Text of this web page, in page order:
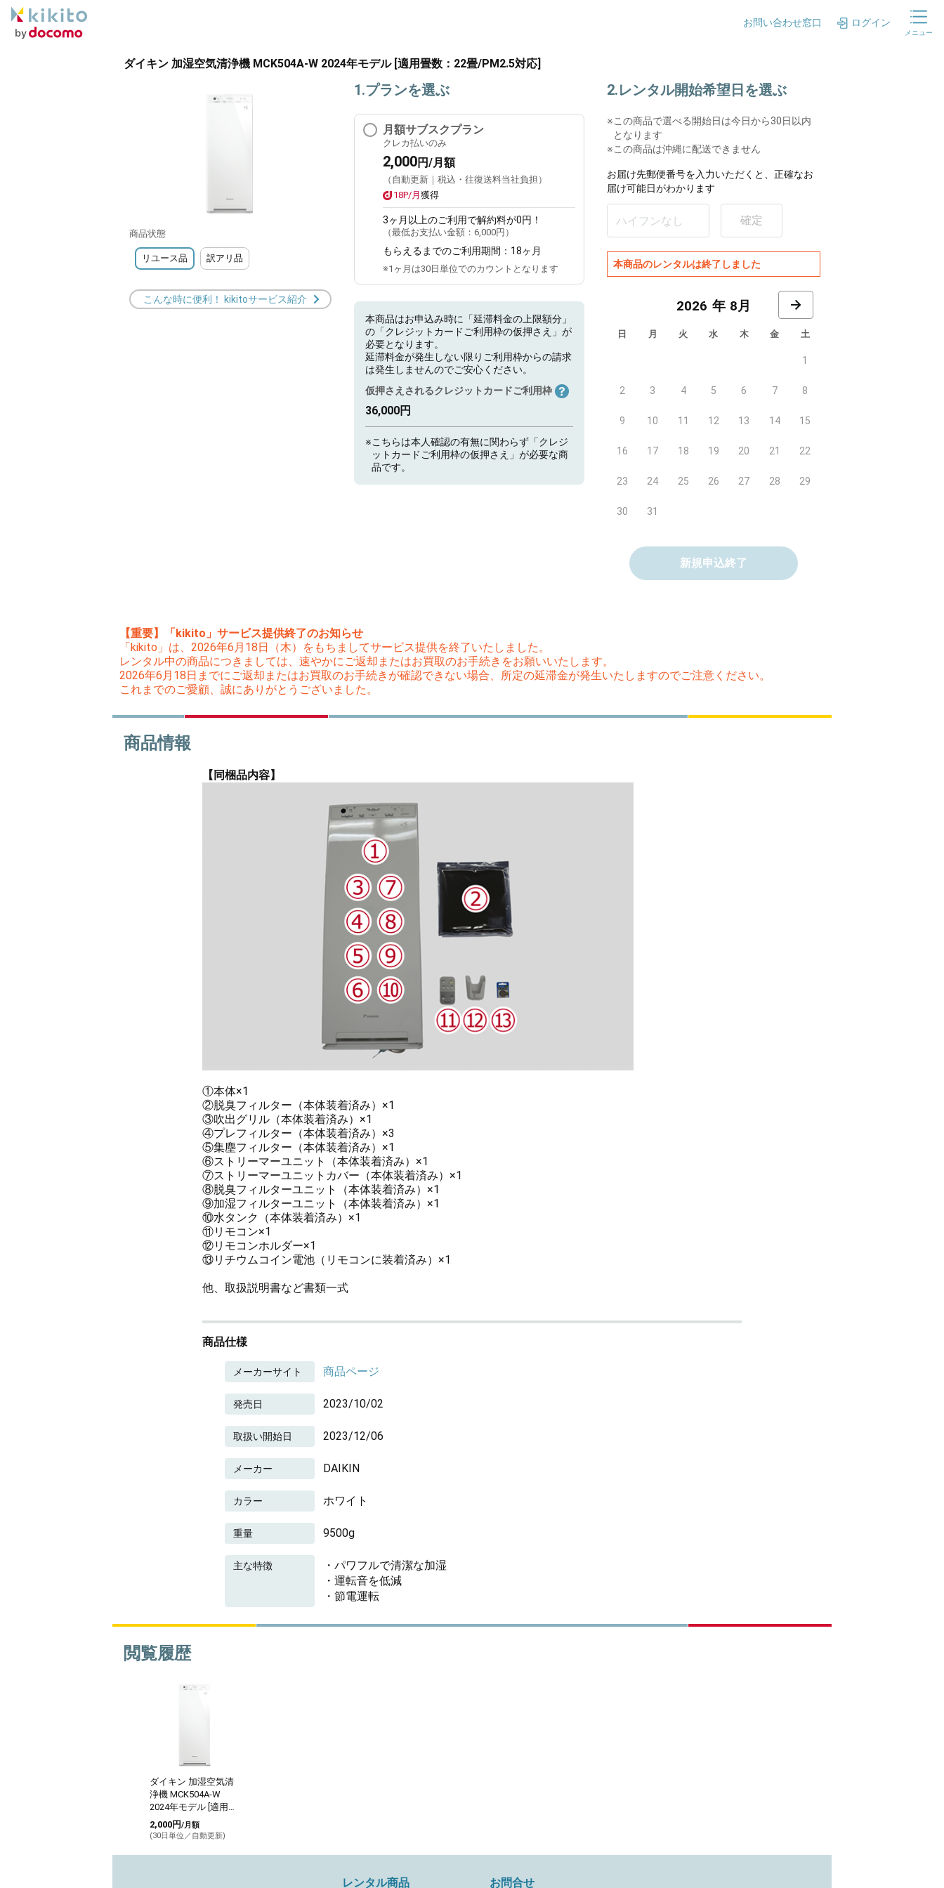
お問い合わせ窓口 ログイン
メニュー
ダイキン 加湿空気清浄機 MCK504A-W 2024年モデル [適用畳数：22畳/PM2.5対応]
商品状態
リユース品 訳アリ品
こんな時に便利！ kikitoサービス紹介
1.プランを選ぶ
月額サブスクプラン
クレカ払いのみ
2,000円/月額
（自動更新｜税込・往復送料当社負担）
18P/月 獲得
3ヶ月 以上のご利用で解約料が0円！
（最低お支払い金額： 6,000円 ）
もらえるまでのご利用期間： 18ヶ月
※1ヶ月は30日単位でのカウントとなります
本商品はお申込み時に「延滞料金の上限額分」
の「クレジットカードご利用枠の仮押さえ」が
必要となります。
延滞料金が発生しない限りご利用枠からの請求
は発生しませんのでご安心ください。
仮押さえされるクレジットカードご利用枠
36,000円
※こちらは本人確認の有無に関わらず「クレジ
ットカードご利用枠の仮押さえ」が必要な商
品です。
2.レンタル開始希望日を選ぶ
※この商品で選べる開始日は今日から30日以内
となります
※この商品は沖縄に配送できません
お届け先郵便番号を入力いただくと、正確なお
届け可能日がわかります
確定
本商品のレンタルは終了しました
8月
日 月 火 水 木 金 土
1
2 3 4 5 6 7 8
9 10 11 12 13 14 15
16 17 18 19 20 21 22
23 24 25 26 27 28 29
30 31
新規申込終了
【重要】「kikito」サービス提供終了のお知らせ
「kikito」は、2026年6月18日（木）をもちましてサービス提供を終了いたしました。
レンタル中の商品につきましては、速やかにご返却またはお買取のお手続きをお願いいたします。
2026年6月18日までにご返却またはお買取のお手続きが確認できない場合、所定の延滞金が発生いたしますのでご注意ください。
これまでのご愛顧、誠にありがとうございました。
商品情報
【同梱品内容】
①本体×1
②脱臭フィルター（本体装着済み）×1
③吹出グリル（本体装着済み）×1
④プレフィルター（本体装着済み）×3
⑤集塵フィルター（本体装着済み）×1
⑥ストリーマーユニット（本体装着済み）×1
⑦ストリーマーユニットカバー（本体装着済み）×1
⑧脱臭フィルターユニット（本体装着済み）×1
⑨加湿フィルターユニット（本体装着済み）×1
⑩水タンク（本体装着済み）×1
⑪リモコン×1
⑫リモコンホルダー×1
⑬リチウムコイン電池（リモコンに装着済み）×1
他、取扱説明書など書類一式
商品仕様
メーカーサイト 商品ページ
発売日 2023/10/02
取扱い開始日 2023/12/06
メーカー DAIKIN
カラー ホワイト
重量 9500g
主な特徴
・パワフルで清潔な加湿
・運転音を低減
・節電運転
閲覧履歴
ダイキン 加湿空気清
浄機 MCK504A-W
2024年モデル [適用畳
数：22畳/PM2.5対応]
2,000円/月額
(30日単位／自動更新)
レンタル商品 お問合せ